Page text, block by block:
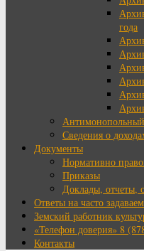
года
Сведения о
Документы
Нормативно
Приказы
Доклады, отчеты,
Ответы на часто
Земский работник
«Телефон доверия» 8
Контакты